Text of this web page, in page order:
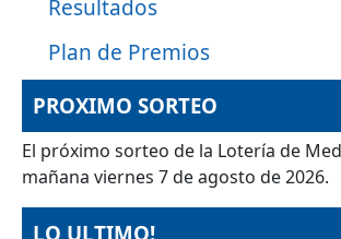
Resultados
Plan de Premios
PROXIMO SORTEO
El próximo sorteo de la Lotería de
mañana viernes 7 de agosto de 2026.
LO ULTIMO!